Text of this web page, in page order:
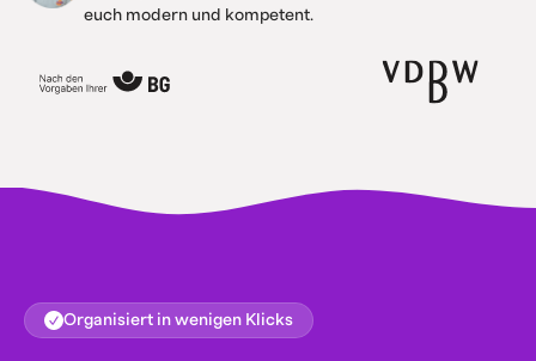
euch modern und kompetent.
Organisiert in wenigen Klicks